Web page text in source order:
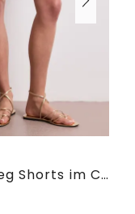
Straight Leg Shorts im Casual Fit